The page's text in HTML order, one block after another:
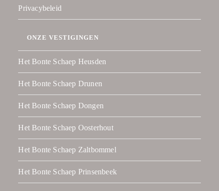
Privacybeleid
ONZE VESTIGINGEN
Het Bonte Schaep Heusden
Het Bonte Schaep Drunen
Het Bonte Schaep Dongen
Het Bonte Schaep Oosterhout
Het Bonte Schaep Zaltbommel
Het Bonte Schaep Prinsenbeek